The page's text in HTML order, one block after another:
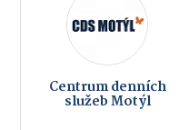
Centrum denních
služeb Motýl